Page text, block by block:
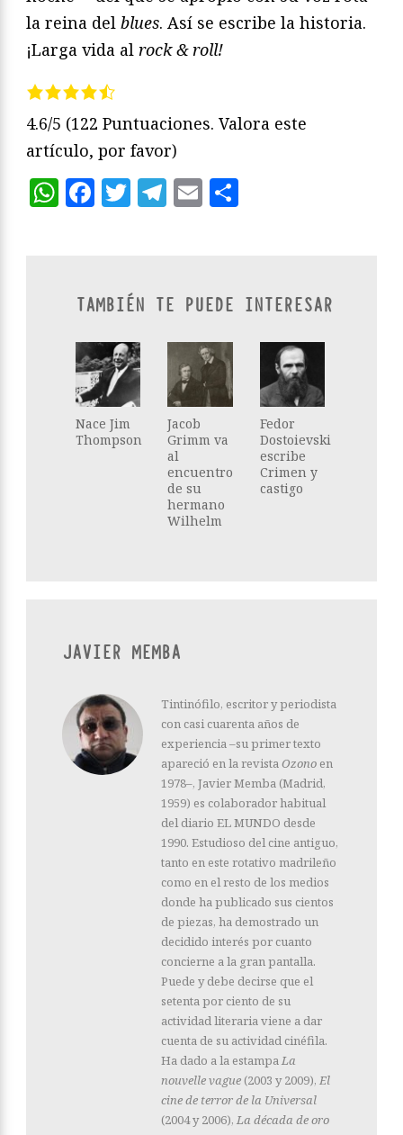
la reina del blues. Así se escribe la historia.
¡Larga vida al rock & roll!
4.6/5 (122 Puntuaciones. Valora este
artículo, por favor)
WhatsApp
Facebook
Twitter
Telegram
Email
TAMBIÉN TE PUEDE INTERESAR
Nace Jim
Thompson
Jacob
Grimm va
al
encuentro
de su
hermano
Wilhelm
Fedor
Dostoievski
escribe
Crimen y
castigo
JAVIER MEMBA
Tintinófilo, escritor y periodista
con casi cuarenta años de
experiencia –su primer texto
apareció en la revistaOzono en
1978–, Javier Memba (Madrid,
1959) es colaborador habitual
del diario EL MUNDO desde
1990. Estudioso del cine antiguo,
tanto en este rotativo madrileño
como en el resto de los medios
donde ha publicado sus cientos
de piezas, ha demostrado un
decidido interés por cuanto
concierne a la gran pantalla.
Puede y debe decirse que el
setenta por ciento de su
actividad literaria viene a dar
cuenta de su actividad cinéfila.
Ha dado a la estampaLa
nouvelle vague (2003 y 2009), El
cine de terror de la Universal
(2004 y 2006), La década de oro